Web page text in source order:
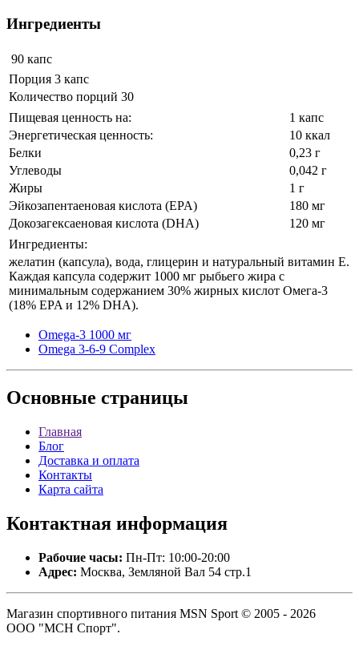
Ингредиенты
90 капс
Порция 3 капс
Количество порций 30
Пищевая ценность на:
1 капс
Энергетическая ценность:
10 ккал
Белки
0,23 г
Углеводы
0,042 г
Жиры
1 г
Эйкозапентаеновая кислота (EPA)
180 мг
Докозагексаеновая кислота (DHA)
120 мг
Ингредиенты:
желатин (капсула), вода, глицерин и натуральный витамин E.
Каждая капсула содержит 1000 мг рыбьего жира с
минимальным содержанием 30% жирных кислот Омега-3
(18% EPA и 12% DHA).
Omega-3 1000 мг
Omega 3-6-9 Complex
Основные страницы
Главная
Блог
Доставка и оплата
Контакты
Карта сайта
Контактная информация
Рабочие часы: Пн-Пт: 10:00-20:00
Адрес: Москва, Земляной Вал 54 стр.1
Магазин спортивного питания MSN Sport © 2005 - 2026
ООО "МСН Спорт".